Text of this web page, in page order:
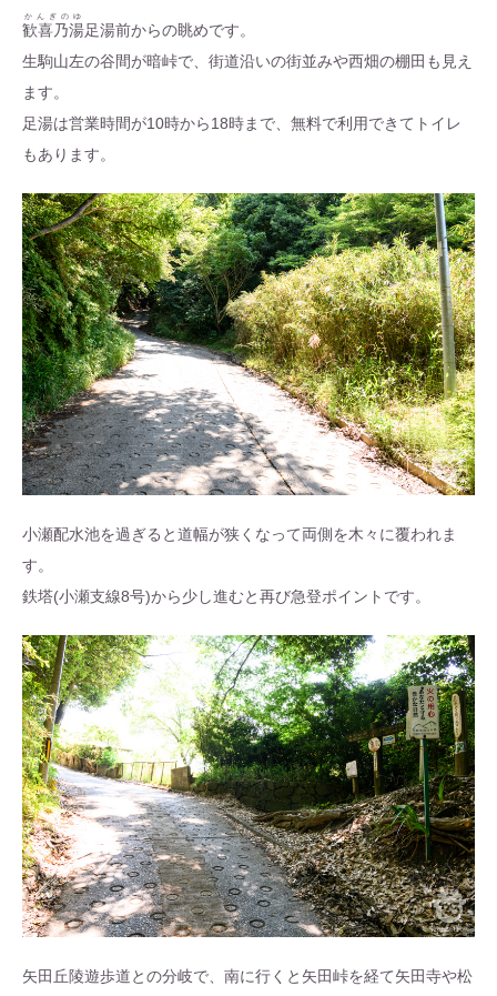
歓喜乃湯
かんぎのゆ
足湯前からの眺めです。
生駒山左の谷間が暗峠で、街道沿いの街並みや西畑の棚田も見え
ます。
足湯は営業時間が10時から18時まで、無料で利用できてトイレ
もあります。
小瀬配水池を過ぎると道幅が狭くなって両側を木々に覆われま
す。
鉄塔(小瀬支線8号)から少し進むと再び急登ポイントです。
矢田丘陵遊歩道との分岐で、南に行くと矢田峠を経て矢田寺や松